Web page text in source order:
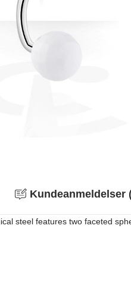
Kundeanmeldelser
steel features two faceted